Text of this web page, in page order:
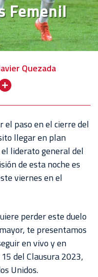
Femenil
Quezada
paso en el cierre del
llegar en plan
liderato general del
de esta noche es
viernes en el
perder este duelo
te presentamos
en vivo y en
del Clausura 2023,
Unidos.